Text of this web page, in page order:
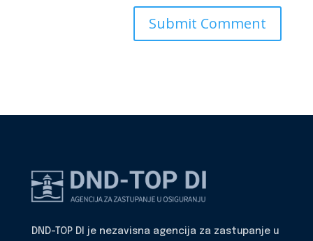
DND-TOP DI je nezavisna agencija za zastupanje u